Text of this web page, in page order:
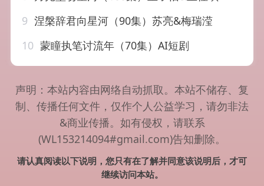
9 涅槃辞君向星河（90集）苏亮&梅瑞滢
10 蒙瞳执笔讨流年（70集）AI短剧
声明：本站内容由网络自动抓取。本站不储存、复
制、传播任何文件，仅作个人公益学习，请勿非法
&商业传播。如有侵权，请联系
(WL153214094#gmail.com)告知删除。
请认真阅读以下说明，您只有在了解并同意该说明后，才可
继续访问本站。